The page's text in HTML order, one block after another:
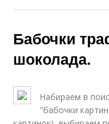
Бабочки
шоколада.
Набираем в
"бабочки